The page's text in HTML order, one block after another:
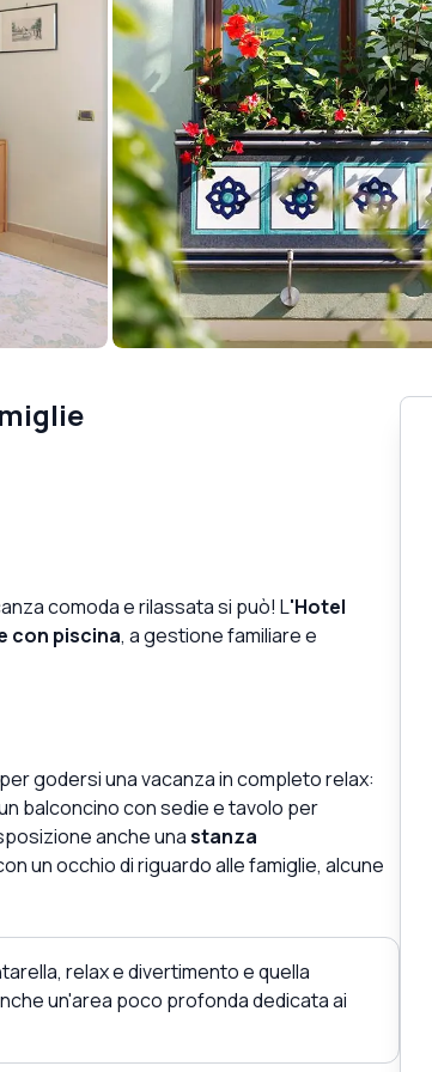
comoda e rilassata si può! L'Hotel
con piscina, a gestione familiare e
godersi una vacanza in completo relax:
balconcino con sedie e tavolo per
anche unastanza
un occhio di riguardo alle famiglie, alcune
relax e divertimento e quella
un'area poco profonda dedicata ai